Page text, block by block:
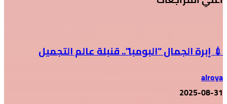
💉 إبرة الجمال “البومبا”.. قنبلة عالم التجميل
alroya
2025-08-31